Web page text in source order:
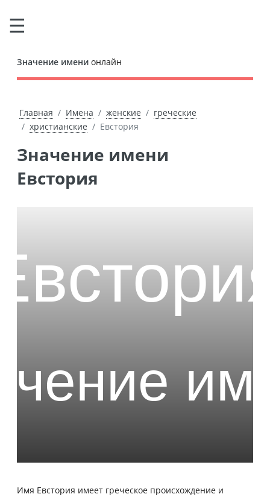
Значение имени онлайн
Главная Имена женские
греческие
христианские
Евстория
Значение имени
Евстория
Имя Евстория имеет греческое происхождение и